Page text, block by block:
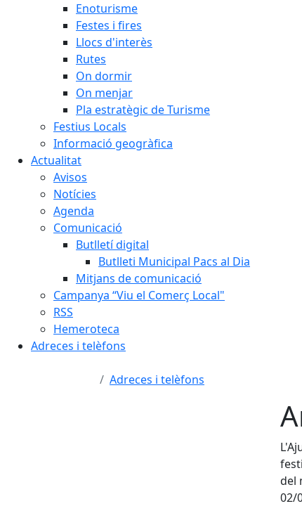
Enoturisme
Festes i fires
Llocs d'interès
Rutes
On dormir
On menjar
Pla estratègic de Turisme
Festius Locals
Informació geogràfica
Actualitat
Avisos
Notícies
Agenda
Comunicació
Butlletí digital
Butlleti Municipal Pacs al Dia
Mitjans de comunicació
Campanya “Viu el Comerç Local"
RSS
Hemeroteca
Adreces i telèfons
Adreces i telèfons
del
02/